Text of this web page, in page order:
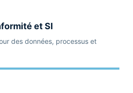
et SI
des données, processus et